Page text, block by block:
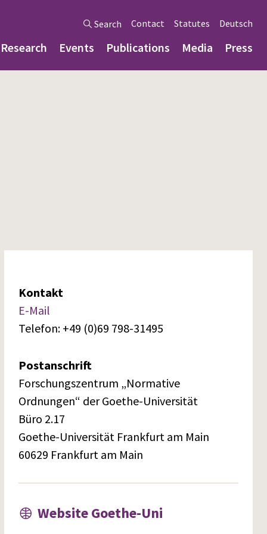
Search Contact Statutes Deutsch
Research Events Publications Media Press
Kontakt
E-Mail
Telefon: +49 (0)69 798-31495
Postanschrift
Forschungszentrum „Normative
Ordnungen“ der Goethe-Universität
Büro 2.17
Goethe-Universität Frankfurt am Main
60629 Frankfurt am Main
Website Goethe-Uni